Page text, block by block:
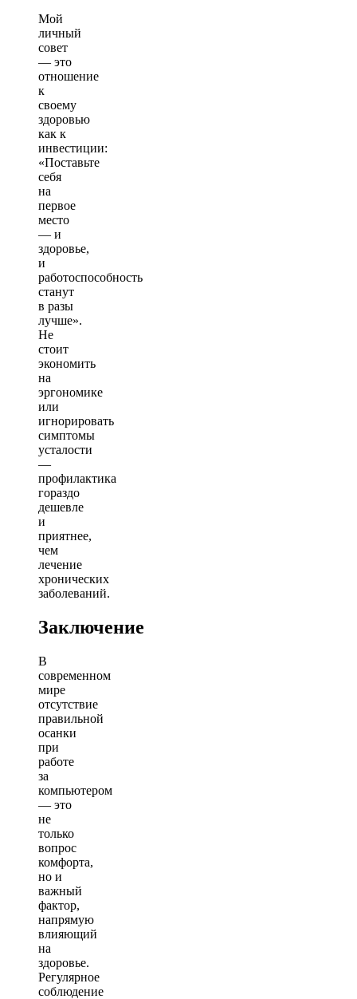
Мой
личный
совет
— это
отношение
к
своему
здоровью
как к
инвестиции:
«Поставьте
себя
на
первое
место
— и
здоровье,
и
работоспособность
станут
в разы
лучше».
Не
стоит
экономить
на
эргономике
или
игнорировать
симптомы
усталости
—
профилактика
гораздо
дешевле
и
приятнее,
чем
лечение
хронических
заболеваний.
Заключение
В
современном
мире
отсутствие
правильной
осанки
при
работе
за
компьютером
— это
не
только
вопрос
комфорта,
но и
важный
фактор,
напрямую
влияющий
на
здоровье.
Регулярное
соблюдение